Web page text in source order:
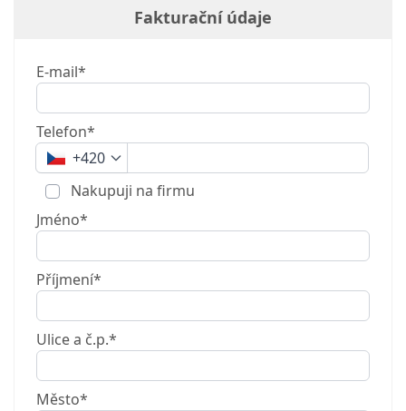
Fakturační údaje
E-mail*
Telefon*
+420
Nakupuji na firmu
Jméno*
Příjmení*
Ulice a č.p.*
Město*